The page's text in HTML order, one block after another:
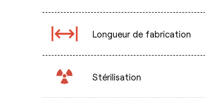
Longueur de fabrication
Stérilisation